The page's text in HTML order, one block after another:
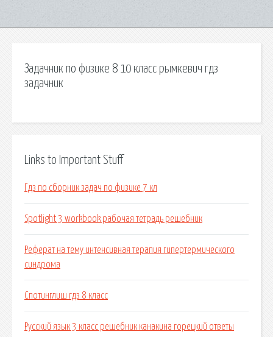
Задачник по физике 8 10 класс рымкевич гдз
задачник
Links to Important Stuff
Гдз по сборник задач по физике 7 кл
Spotlight 3 workbook рабочая тетрадь решебник
Реферат на тему интенсивная терапия гипертермического
синдрома
Спотинглиш гдз 8 класс
Русский язык 3 класс решебник канакина горецкий ответы